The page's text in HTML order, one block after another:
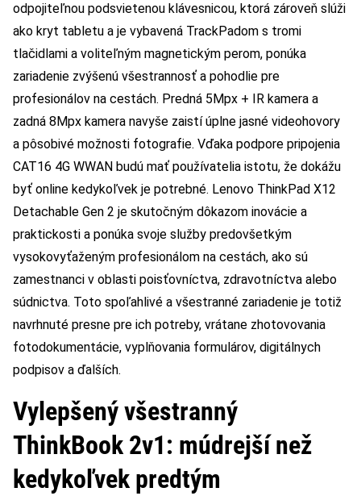
odpojiteľnou podsvietenou klávesnicou, ktorá zároveň slúži
ako kryt tabletu a je vybavená TrackPadom s tromi
tlačidlami a voliteľným magnetickým perom, ponúka
zariadenie zvýšenú všestrannosť a pohodlie pre
profesionálov na cestách. Predná 5Mpx + IR kamera a
zadná 8Mpx kamera navyše zaistí úplne jasné videohovory
a pôsobivé možnosti fotografie. Vďaka podpore pripojenia
CAT16 4G WWAN budú mať používatelia istotu, že dokážu
byť online kedykoľvek je potrebné. Lenovo ThinkPad X12
Detachable Gen 2 je skutočným dôkazom inovácie a
praktickosti a ponúka svoje služby predovšetkým
vysokovyťaženým profesionálom na cestách, ako sú
zamestnanci v oblasti poisťovníctva, zdravotníctva alebo
súdnictva. Toto spoľahlivé a všestranné zariadenie je totiž
navrhnuté presne pre ich potreby, vrátane zhotovovania
fotodokumentácie, vyplňovania formulárov, digitálnych
podpisov a ďalších.
Vylepšený všestranný
ThinkBook 2v1: múdrejší než
kedykoľvek predtým